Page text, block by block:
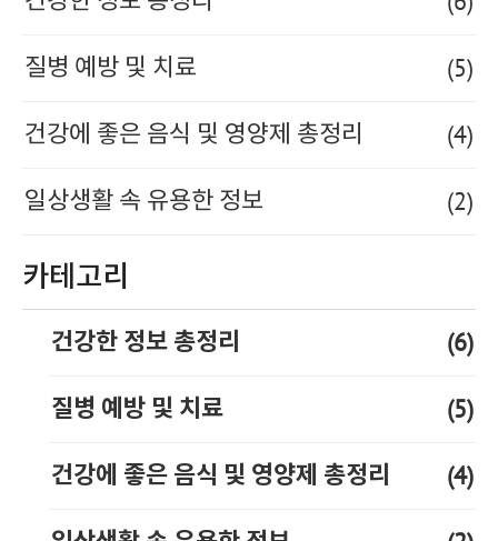
질병 예방 및 치료 (5)
건강에 좋은 음식 및 영양제 총정리 (4)
일상생활 속 유용한 정보 (2)
카테고리
건강한 정보 총정리 (6)
질병 예방 및 치료 (5)
건강에 좋은 음식 및 영양제 총정리 (4)